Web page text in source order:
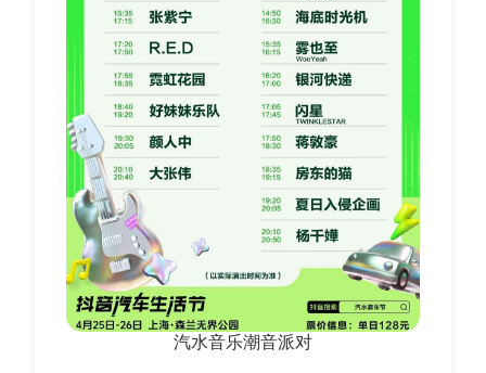
汽水音乐潮音派对